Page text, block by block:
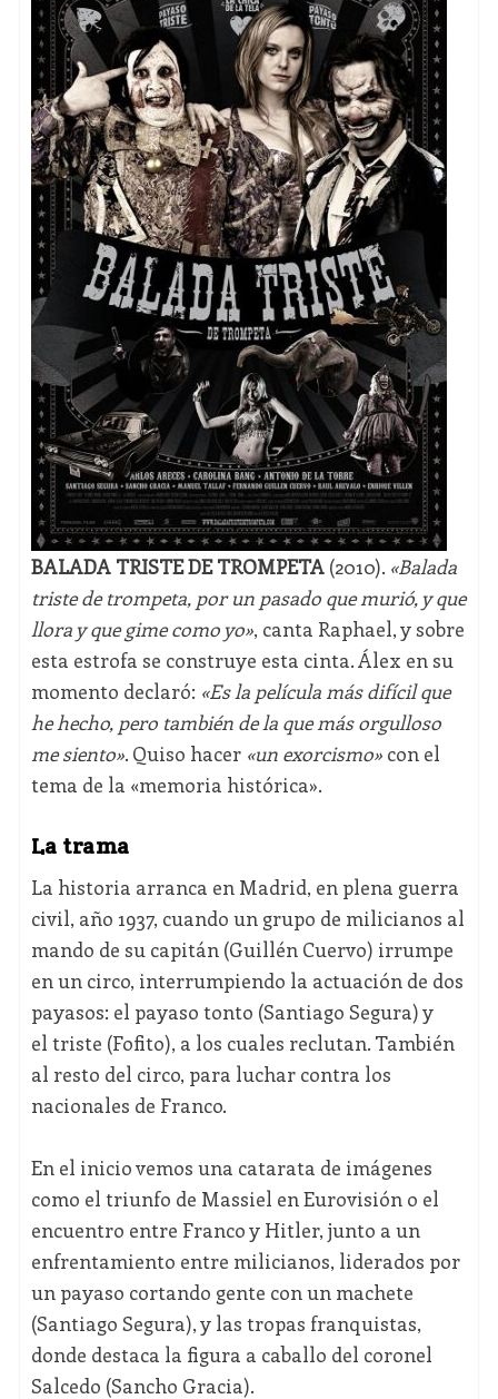
BALADA TRISTE DE TROMPETA(2010). «Balada
triste de trompeta, por un pasado que murió, y que
llora y que gime como yo», canta Raphael, y sobre
esta estrofa se construye esta cinta. Álex en su
momento declaró: «Es la película más difícil que
he hecho, pero también de la que más orgulloso
me siento». Quiso hacer «un exorcismo»con el
tema de la «memoria histórica».
La trama
La historia arranca en Madrid, en plena guerra
civil, año 1937, cuando un grupo de milicianos al
mando de su capitán (Guillén Cuervo) irrumpe
en un circo, interrumpiendo la actuación de dos
payasos: el payaso tonto (Santiago Segura) y
el triste (Fofito), a los cuales reclutan. También
al resto del circo, para luchar contra los
nacionales de Franco.
En el inicio vemos una catarata de imágenes
como el triunfo de Massiel en Eurovisión o el
encuentro entre Franco y Hitler, junto a un
enfrentamiento entre milicianos, liderados por
un payaso cortando gente con un machete
(Santiago Segura), y las tropas franquistas,
donde destaca la figura a caballo del coronel
Salcedo (Sancho Gracia).